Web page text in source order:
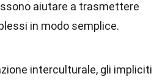
aiutare a trasmettere
in modo semplice.
interculturale, gli impliciti